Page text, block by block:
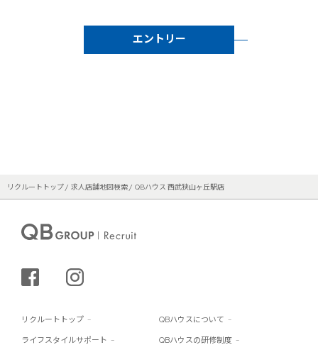
エントリー
リクルートトップ 求人店舗地図検索 QBハウス 西武狭山ヶ丘駅店
シェアする
リクルートトップ QBハウスについて
ライフスタイルサポート QBハウスの研修制度